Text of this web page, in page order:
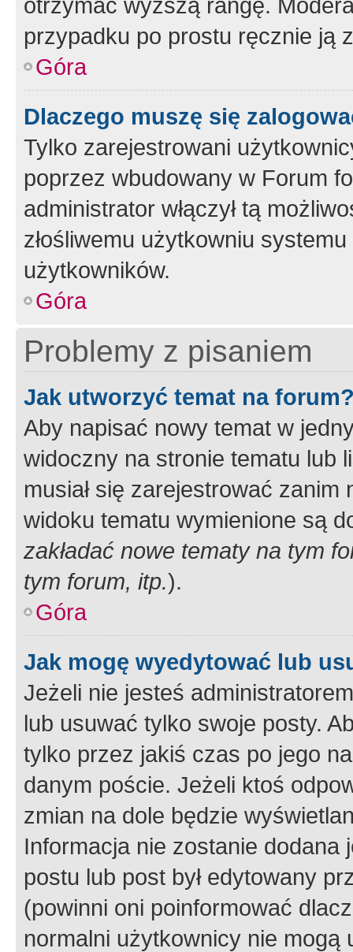
przypadku po prostu ręcznie ją
Góra
Dlaczego muszę się
Tylko zarejestrowani
poprzez wbudowany w Forum
administrator włączył tą
złośliwemu użytkowniu
użytkowników.
Góra
Problemy z pisaniem
Jak utworzyć temat na
Aby napisać nowy temat w
widoczny na stronie tematu lub
musiał się zarejestrować
widoku tematu wymienione są
zakładać nowe tematy na tym
tym forum, itp.).
Góra
Jak mogę wyedytować lub
Jeżeli nie jesteś
lub usuwać tylko swoje posty.
tylko przez jakiś czas po jego
danym poście. Jeżeli ktoś
zmian na dole będzie
Informacja nie zostanie dodana
postu lub post był edytowany
(powinni oni poinformować
normalni użytkownicy nie